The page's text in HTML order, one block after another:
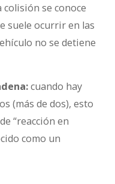
se conoce
suele ocurrir en las
no se detiene
cuando hay
(más de dos), esto
“reacción en
como un